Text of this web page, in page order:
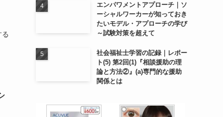
エンパワメントアプローチ｜ソ
ーシャルワーカーが知っておき
たいモデル・アプローチの学び
～試験対策を超えて
社会福祉士学習の記録｜レポー
ト(5) 第2回(1)『相談援助の理
論と方法②』(a)専門的な援助
関係とは